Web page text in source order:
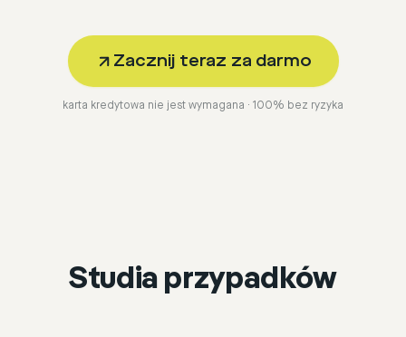
Zacznij teraz za darmo
karta kredytowa nie jest wymagana · 100% bez ryzyka
Studia przypadków